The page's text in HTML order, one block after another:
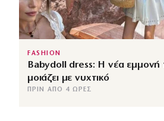
FASHION
Babydoll dress: Η νέα
μοιάζει με νυχτικό
ΠΡΙΝ ΑΠΌ 4 ΏΡΕΣ